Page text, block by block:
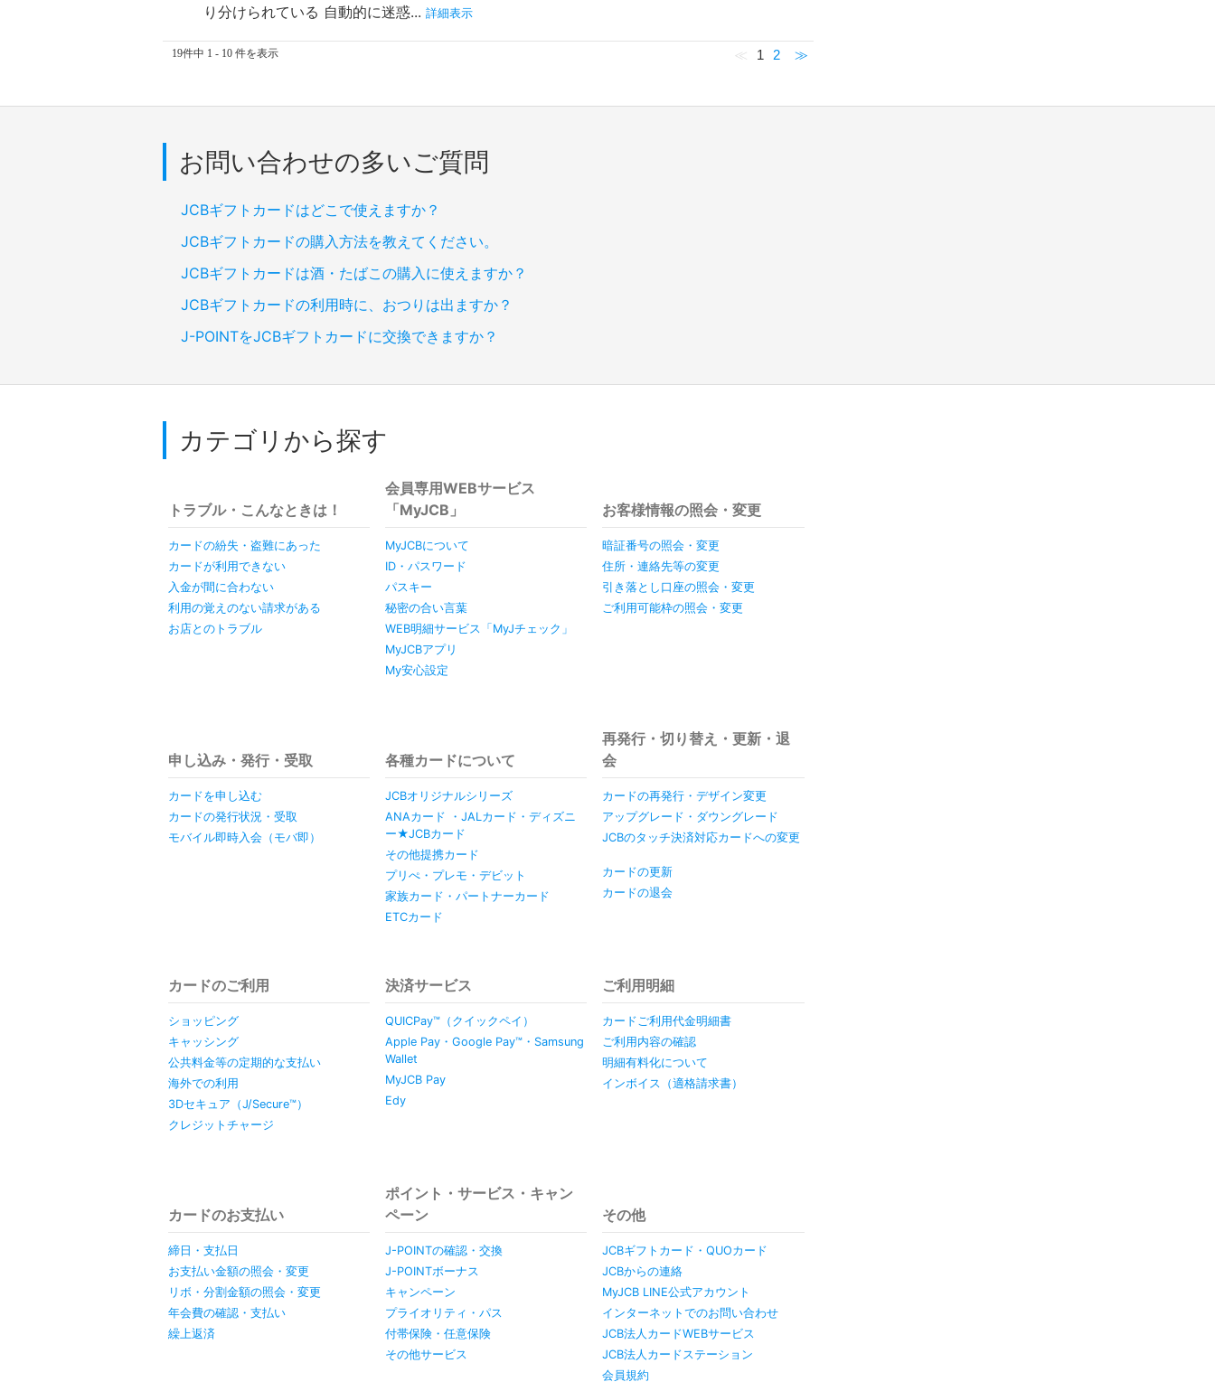
り分けられている 自動的に迷惑... 詳細表示
19件中 1 - 10 件を表示 ≪ 1 2 ≫
お問い合わせの多いご質問
JCBギフトカードはどこで使えますか？
JCBギフトカードの購入方法を教えてください。
JCBギフトカードは酒・たばこの購入に使えますか？
JCBギフトカードの利用時に、おつりは出ますか？
J-POINTをJCBギフトカードに交換できますか？
カテゴリから探す
トラブル・こんなときは！
カードの紛失・盗難にあった
カードが利用できない
入金が間に合わない
利用の覚えのない請求がある
お店とのトラブル
会員専用WEBサービス
「MyJCB」
MyJCBについて
ID・パスワード
パスキー
秘密の合い言葉
WEB明細サービス「MyJチェック」
MyJCBアプリ
My安心設定
お客様情報の照会・変更
暗証番号の照会・変更
住所・連絡先等の変更
引き落とし口座の照会・変更
ご利用可能枠の照会・変更
申し込み・発行・受取
カードを申し込む
カードの発行状況・受取
モバイル即時入会（モバ即）
各種カードについて
JCBオリジナルシリーズ
ANAカード ・JALカード・ディズニ
ー★JCBカード
その他提携カード
プリぺ・プレモ・デビット
家族カード・パートナーカード
ETCカード
再発行・切り替え・更新・退
会
カードの再発行・デザイン変更
アップグレード・ダウングレード
JCBのタッチ決済対応カードへの変更
カードの更新
カードの退会
カードのご利用
ショッピング
キャッシング
公共料金等の定期的な支払い
海外での利用
3Dセキュア（J/Secure™）
クレジットチャージ
決済サービス
QUICPay™（クイックペイ）
Apple Pay・Google Pay™・Samsung
Wallet
MyJCB Pay
Edy
ご利用明細
カードご利用代金明細書
ご利用内容の確認
明細有料化について
インボイス（適格請求書）
カードのお支払い
締日・支払日
お支払い金額の照会・変更
リボ・分割金額の照会・変更
年会費の確認・支払い
繰上返済
ポイント・サービス・キャン
ペーン
J-POINTの確認・交換
J-POINTボーナス
キャンペーン
プライオリティ・パス
付帯保険・任意保険
その他サービス
その他
JCBギフトカード・QUOカード
JCBからの連絡
MyJCB LINE公式アカウント
インターネットでのお問い合わせ
JCB法人カードWEBサービス
JCB法人カードステーション
会員規約